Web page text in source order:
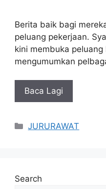
Berita baik bagi
peluang pekerjaan.
kini membuka
mengumumkan
Baca Lagi
Categories
JURURAWAT
Search